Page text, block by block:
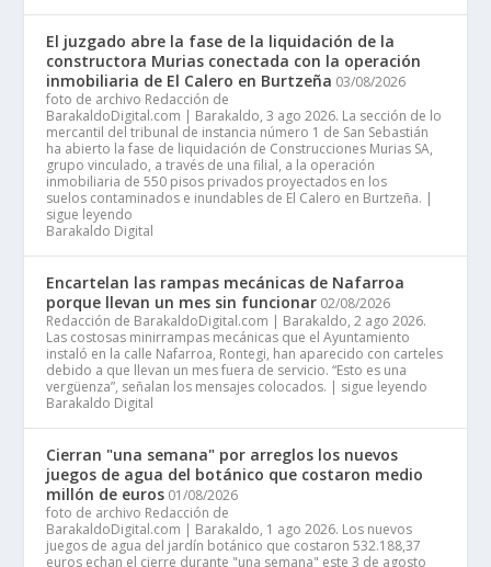
El juzgado abre la fase de la liquidación de la
constructora Murias conectada con la operación
inmobiliaria de El Calero en Burtzeña 03/08/2026
foto de archivo Redacción de
BarakaldoDigital.com | Barakaldo, 3 ago 2026. La sección de lo
mercantil del tribunal de instancia número 1 de San Sebastián
ha abierto la fase de liquidación de Construcciones Murias SA,
grupo vinculado, a través de una filial, a la operación
inmobiliaria de 550 pisos privados proyectados en los
suelos contaminados e inundables de El Calero en Burtzeña. |
sigue leyendo
Barakaldo Digital
Encartelan las rampas mecánicas de Nafarroa
porque llevan un mes sin funcionar 02/08/2026
Redacción de BarakaldoDigital.com | Barakaldo, 2 ago 2026.
Las costosas minirrampas mecánicas que el Ayuntamiento
instaló en la calle Nafarroa, Rontegi, han aparecido con carteles
debido a que llevan un mes fuera de servicio. “Esto es una
vergüenza”, señalan los mensajes colocados. | sigue leyendo
Barakaldo Digital
Cierran "una semana" por arreglos los nuevos
juegos de agua del botánico que costaron medio
millón de euros 01/08/2026
foto de archivo Redacción de
BarakaldoDigital.com | Barakaldo, 1 ago 2026. Los nuevos
juegos de agua del jardín botánico que costaron 532.188,37
euros echan el cierre durante "una semana" este 3 de agosto